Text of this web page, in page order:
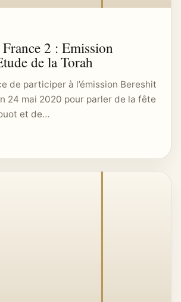
France 2 : Emission
de la Torah
de participer à l’émission Bereshit
24 mai 2020 pour parler de la fête
et de…